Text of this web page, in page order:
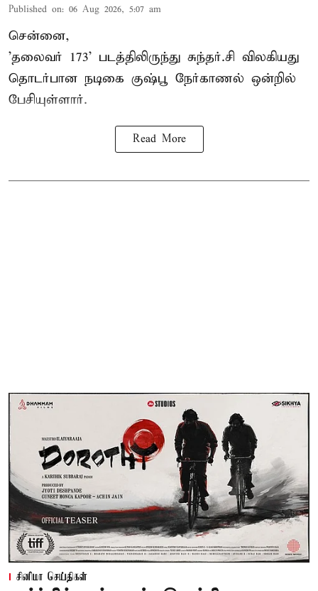
Published on: 06 Aug 2026, 5:07 am
சென்னை,
'தலைவர் 173' படத்திலிருந்து சுந்தர்.சி விலகியது
தொடர்பான நடிகை குஷ்பூ நேர்காணல் ஒன்றில்
பேசியுள்ளார்.
Read More
சினிமா செய்திகள்